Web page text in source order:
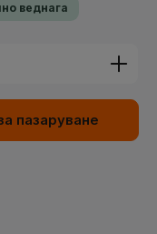
веднага
желаната
пазаруване